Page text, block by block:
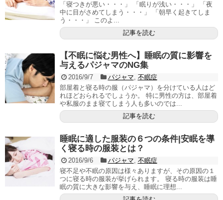
「寝つきが悪い・・・」 「眠りが浅い・・・」 「夜
中に目がさめてしまう・・・」 「朝早く起きてしま
う・・・」 このよ...
記事を読む
【不眠に悩む男性へ】睡眠の質に影響を
与えるパジャマのNG集
2016/9/7 パジャマ, 不眠症
部屋着と寝る時の服（パジャマ）を分けている人はど
れほどおられるでしょうか。 特に男性の方は、部屋着
や私服のまま寝てしまう人も多いのでは...
記事を読む
睡眠に適した服装の６つの条件|安眠を導
く寝る時の服装とは？
2016/9/6 パジャマ, 不眠症
寝不足や不眠の原因は様々ありますが、その原因の１
つに寝る時の服装が挙げられます。 寝る時の服装は睡
眠の質に大きな影響を与え、睡眠に理想...